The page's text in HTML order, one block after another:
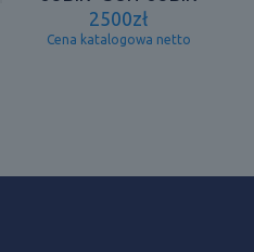
2500zł
Cena katalogowa netto